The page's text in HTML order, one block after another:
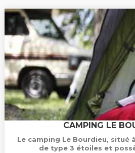
CAMPING LE
Le camping Le Bourdieu, situé
de type 3 étoiles et